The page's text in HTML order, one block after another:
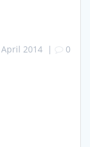
April 2014 | 0